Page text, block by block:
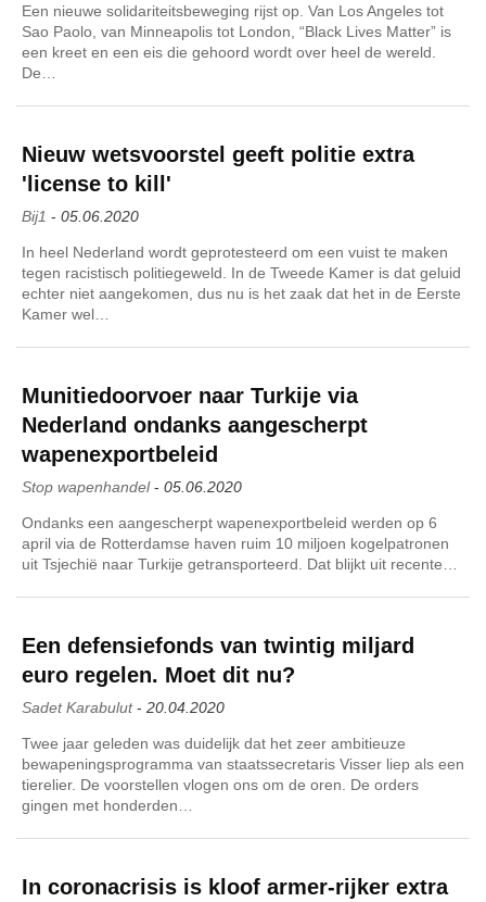
Een nieuwe solidariteitsbeweging rijst op. Van Los Angeles tot
Sao Paolo, van Minneapolis tot London, “Black Lives Matter” is
een kreet en een eis die gehoord wordt over heel de wereld.
De…
Nieuw wetsvoorstel geeft politie extra
'license to kill'
Bij1 - 05.06.2020
In heel Nederland wordt geprotesteerd om een vuist te maken
tegen racistisch politiegeweld. In de Tweede Kamer is dat geluid
echter niet aangekomen, dus nu is het zaak dat het in de Eerste
Kamer wel…
Munitiedoorvoer naar Turkije via
Nederland ondanks aangescherpt
wapenexportbeleid
Stop wapenhandel- 05.06.2020
Ondanks een aangescherpt wapenexportbeleid werden op 6
april via de Rotterdamse haven ruim 10 miljoen kogelpatronen
uit Tsjechië naar Turkije getransporteerd. Dat blijkt uit recente…
Een defensiefonds van twintig miljard
euro regelen. Moet dit nu?
Sadet Karabulut- 20.04.2020
Twee jaar geleden was duidelijk dat het zeer ambitieuze
bewapeningsprogramma van staatssecretaris Visser liep als een
tierelier. De voorstellen vlogen ons om de oren. De orders
gingen met honderden…
In coronacrisis is kloof armer-rijker extra